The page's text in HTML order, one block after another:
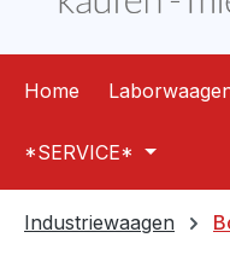
Home
*SERVICE*
Industriewaagen